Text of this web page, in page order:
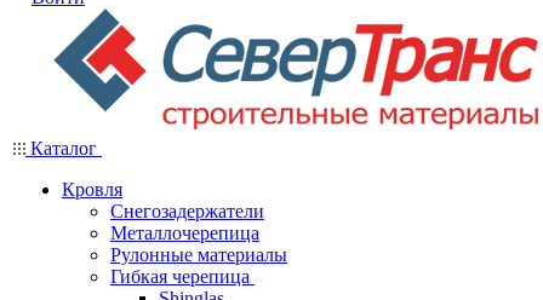
Каталог
Кровля
Снегозадержатели
Металлочерепица
Рулонные материалы
Гибкая черепица